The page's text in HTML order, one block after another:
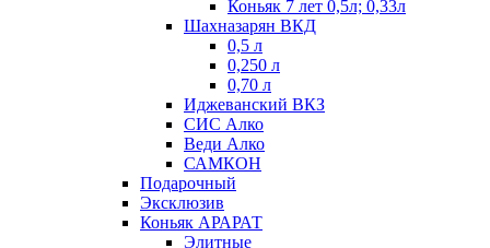
Коньяк 7 лет 0,5л; 0,33л
Шахназарян ВКД
0,5 л
0,250 л
0,70 л
Иджеванский ВКЗ
СИС Алко
Веди Алко
САМКОН
Подарочный
Эксклюзив
Коньяк АРАРАТ
Элитные